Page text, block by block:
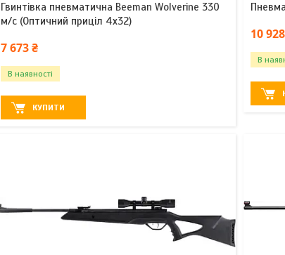
Гвинтівка пневматична Beeman Wolverine 330
м/с (Оптичний приціл 4х32)
7 673 ₴
В наявності
КУПИТИ
10
В